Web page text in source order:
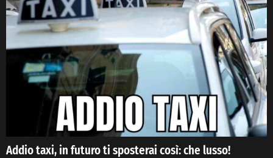
Addio taxi, in futuro ti sposterai così: che lusso!